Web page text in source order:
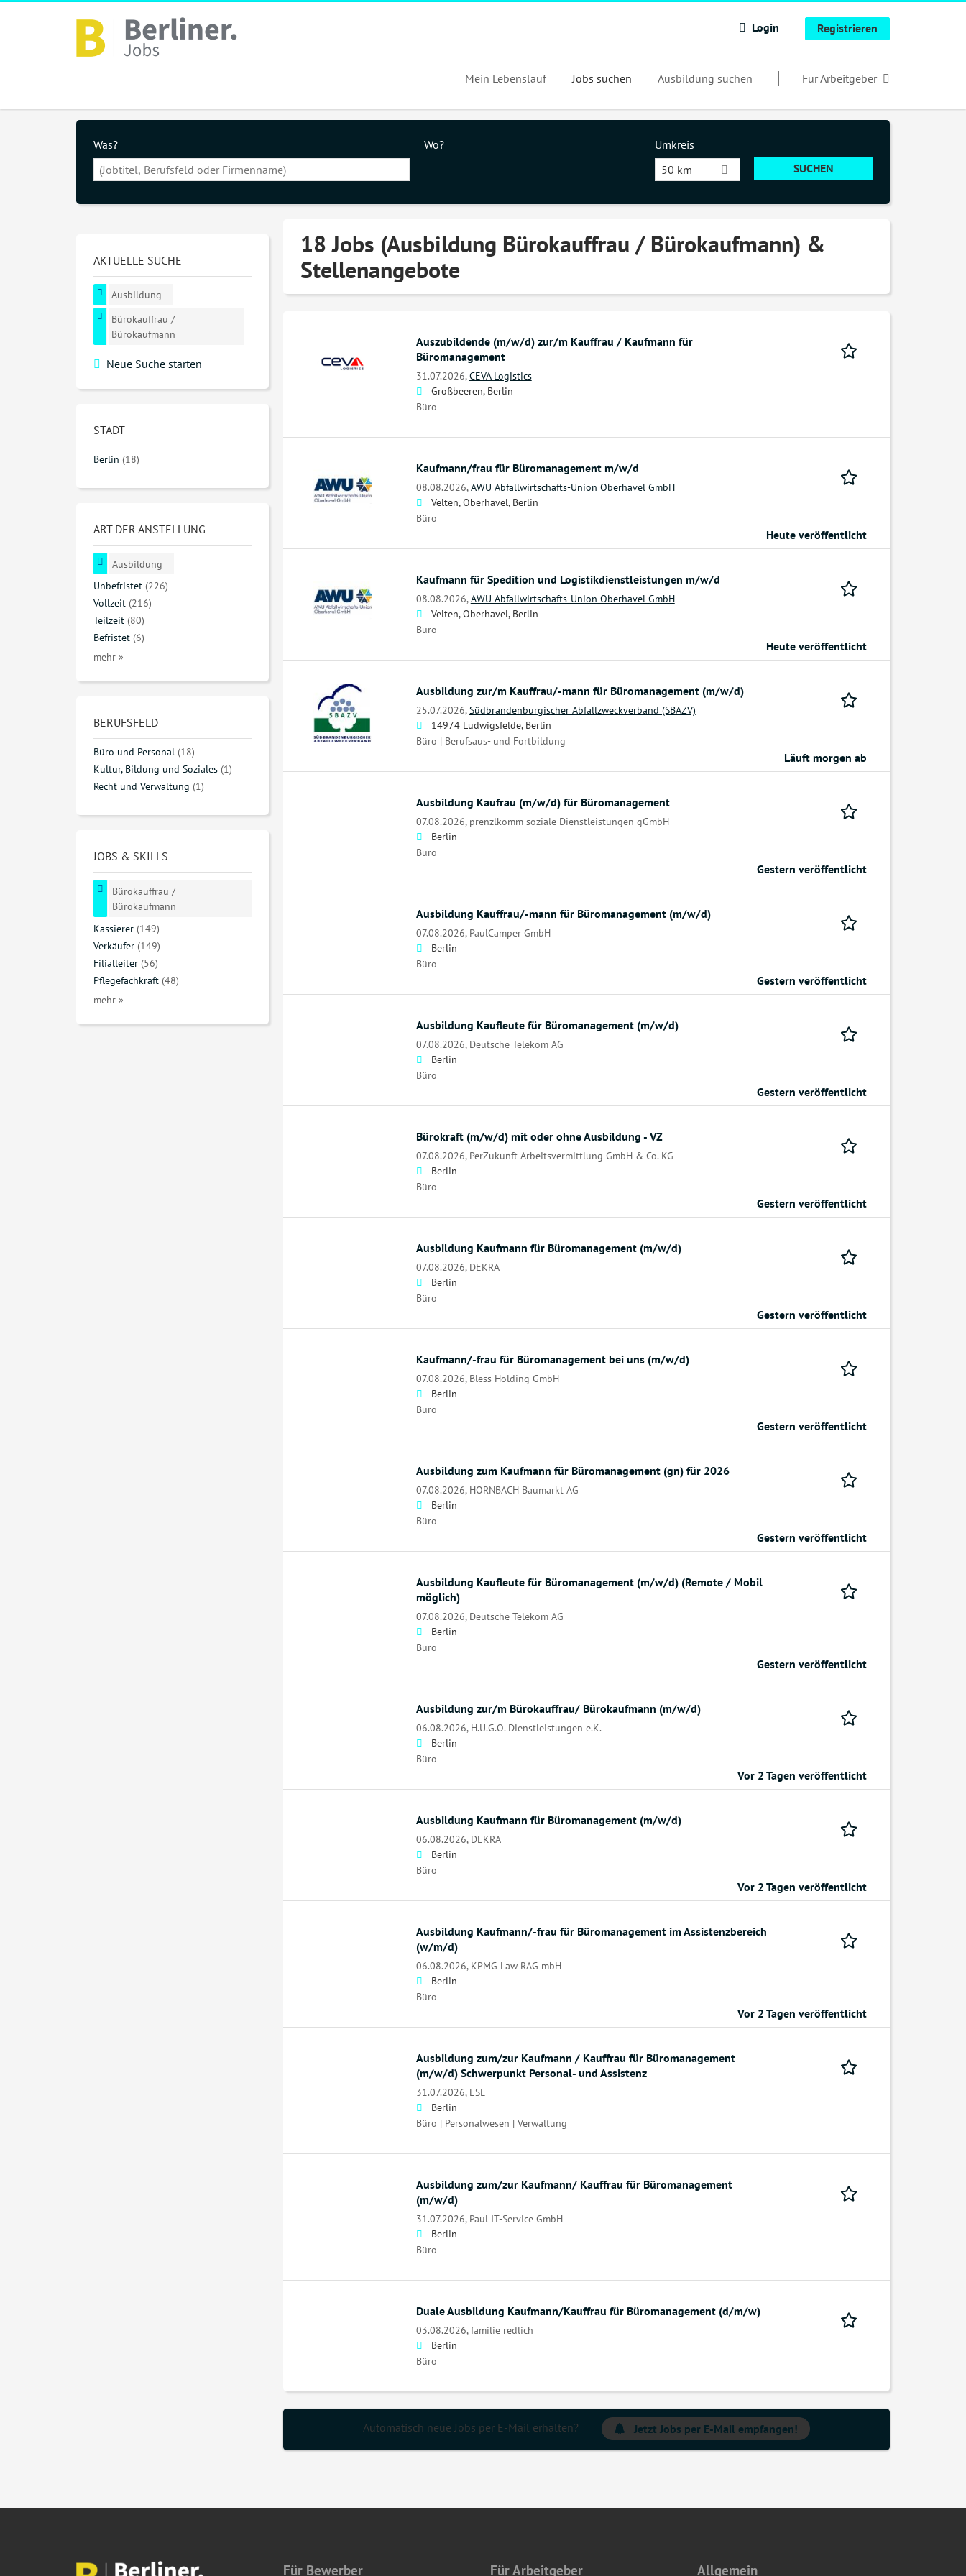
Login Registrieren
Mein Lebenslauf Jobs suchen Ausbildung suchen Für Arbeitgeber
Was? Wo?
Umkreis
50 km
18 Jobs (Ausbildung Bürokauffrau / Bürokaufmann) &
Stellenangebote
Auszubildende (m/w/d) zur/m Kauffrau / Kaufmann für
Büromanagement
31.07.2026,CEVA Logistics
Großbeeren, Berlin
Büro
Kaufmann/frau für Büromanagement m/w/d
08.08.2026,AWU Abfallwirtschafts-Union Oberhavel GmbH
Velten, Oberhavel, Berlin
Büro
Heute veröffentlicht
Kaufmann für Spedition und Logistikdienstleistungen m/w/d
08.08.2026,AWU Abfallwirtschafts-Union Oberhavel GmbH
Velten, Oberhavel, Berlin
Büro
Heute veröffentlicht
Ausbildung zur/m Kauffrau/-mann für Büromanagement (m/w/d)
25.07.2026, Südbrandenburgischer Abfallzweckverband (SBAZV)
14974 Ludwigsfelde, Berlin
Büro | Berufsaus- und Fortbildung
Läuft morgen ab
Ausbildung Kaufrau (m/w/d) für Büromanagement
07.08.2026, prenzlkomm soziale Dienstleistungen gGmbH
Berlin
Büro
Gestern veröffentlicht
Ausbildung Kauffrau/-mann für Büromanagement (m/w/d)
07.08.2026, PaulCamper GmbH
Berlin
Büro
Gestern veröffentlicht
Ausbildung Kaufleute für Büromanagement (m/w/d)
07.08.2026, Deutsche Telekom AG
Berlin
Büro
Gestern veröffentlicht
Bürokraft (m/w/d) mit oder ohne Ausbildung - VZ
07.08.2026, PerZukunft Arbeitsvermittlung GmbH & Co. KG
Berlin
Büro
Gestern veröffentlicht
Ausbildung Kaufmann für Büromanagement (m/w/d)
07.08.2026, DEKRA
Berlin
Büro
Gestern veröffentlicht
Kaufmann/-frau für Büromanagement bei uns (m/w/d)
07.08.2026, Bless Holding GmbH
Berlin
Büro
Gestern veröffentlicht
Ausbildung zum Kaufmann für Büromanagement (gn) für 2026
07.08.2026, HORNBACH Baumarkt AG
Berlin
Büro
Gestern veröffentlicht
Ausbildung Kaufleute für Büromanagement (m/w/d) (Remote / Mobil
möglich)
07.08.2026, Deutsche Telekom AG
Berlin
Büro
Gestern veröffentlicht
Ausbildung zur/m Bürokauffrau/ Bürokaufmann (m/w/d)
06.08.2026, H.U.G.O. Dienstleistungen e.K.
Berlin
Büro
Vor 2 Tagen veröffentlicht
Ausbildung Kaufmann für Büromanagement (m/w/d)
06.08.2026, DEKRA
Berlin
Büro
Vor 2 Tagen veröffentlicht
Ausbildung Kaufmann/-frau für Büromanagement im Assistenzbereich
(w/m/d)
06.08.2026, KPMG Law RAG mbH
Berlin
Büro
Vor 2 Tagen veröffentlicht
Ausbildung zum/zur Kaufmann / Kauffrau für Büromanagement
(m/w/d) Schwerpunkt Personal- und Assistenz
31.07.2026, ESE
Berlin
Büro | Personalwesen | Verwaltung
Ausbildung zum/zur Kaufmann/ Kauffrau für Büromanagement
(m/w/d)
31.07.2026, Paul IT-Service GmbH
Berlin
Büro
Duale Ausbildung Kaufmann/Kauffrau für Büromanagement (d/m/w)
03.08.2026,familie redlich
Berlin
Büro
Automatisch neue Jobs per E-Mail erhalten? Jetzt Jobs per E-Mail empfangen!
AKTUELLE SUCHE
Ausbildung
Bürokauffrau /
Bürokaufmann
Neue Suche starten
STADT
Berlin (18)
ART DER ANSTELLUNG
Ausbildung
Unbefristet (226)
Vollzeit (216)
Teilzeit (80)
Befristet (6)
mehr »
BERUFSFELD
Büro und Personal (18)
Kultur, Bildung und Soziales (1)
Recht und Verwaltung (1)
JOBS & SKILLS
Bürokauffrau /
Bürokaufmann
Kassierer (149)
Verkäufer (149)
Filialleiter (56)
Pflegefachkraft (48)
mehr »
Für Bewerber Für Arbeitgeber Allgemein